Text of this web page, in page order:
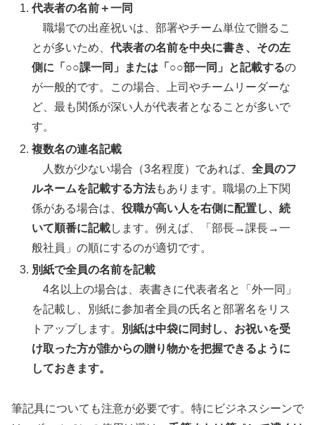
代表者の名前＋一同
職場での出産祝いは、部署やチーム単位で贈るこ
とが多いため、代表者の名前を中央に書き、その左
側に「○○課一同」または「○○部一同」と記載するの
が一般的です。この場合、上司やチームリーダーな
ど、最も関係が深い人が代表者となることが多いで
す。
複数名の連名記載
人数が少ない場合（3名程度）であれば、全員のフ
ルネームを記載する方法もあります。職場の上下関
係がある場合は、役職が高い人を右側に配置し、続
いて順番に記載します。例えば、「部長→課長→一
般社員」の順にするのが適切です。
別紙で全員の名前を記載
4名以上の場合は、表書きに代表者名と「外一同」
を記載し、別紙に参加者全員の氏名と部署名をリス
トアップします。
別紙は中袋に同封し、お祝いを受
け取った方が誰からの贈り物かを把握できるように
しておきます。
筆記具についても注意が必要です。特にビジネスシーンで